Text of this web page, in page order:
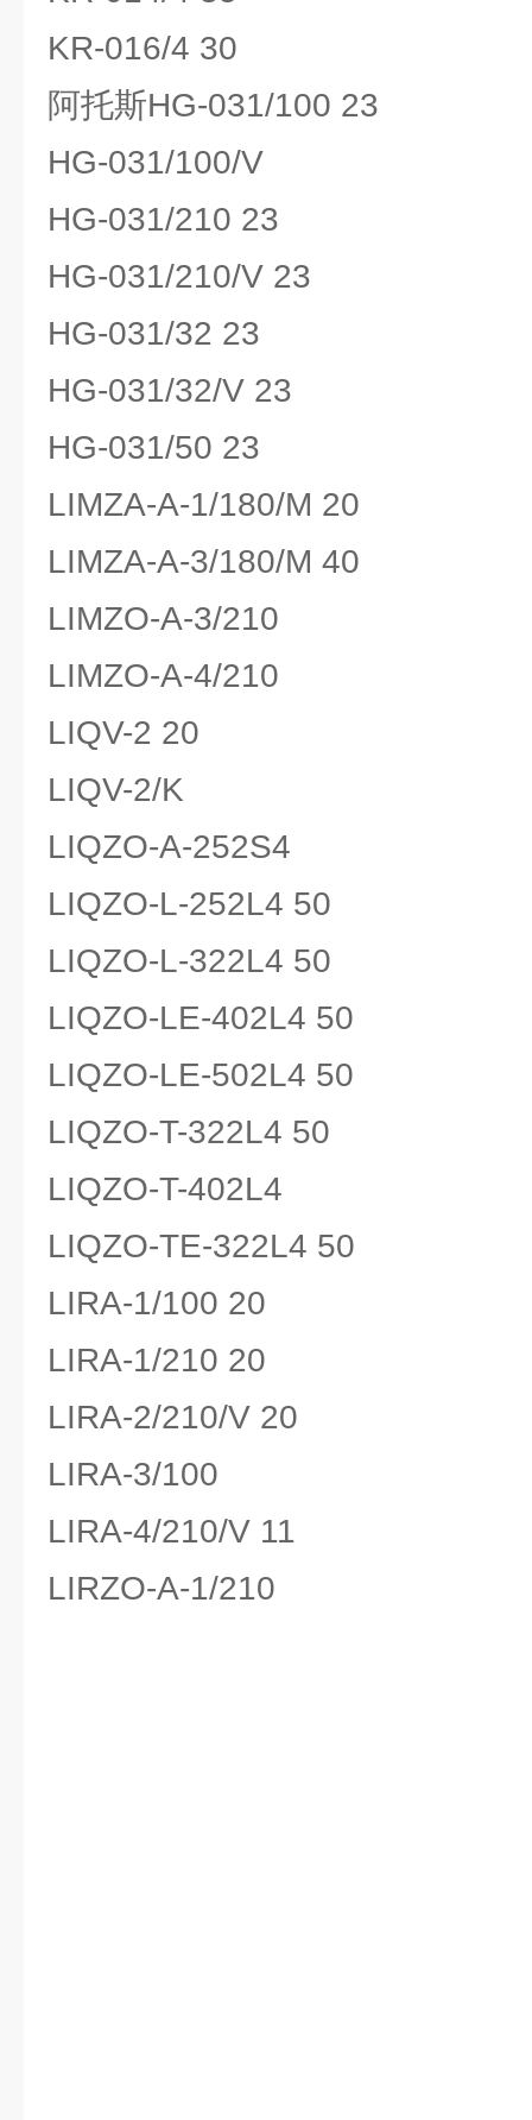
KR-016/4 30
阿托斯HG-031/100 23
HG-031/100/V
HG-031/210 23
HG-031/210/V 23
HG-031/32 23
HG-031/32/V 23
HG-031/50 23
LIMZA-A-1/180/M 20
LIMZA-A-3/180/M 40
LIMZO-A-3/210
LIMZO-A-4/210
LIQV-2 20
LIQV-2/K
LIQZO-A-252S4
LIQZO-L-252L4 50
LIQZO-L-322L4 50
LIQZO-LE-402L4 50
LIQZO-LE-502L4 50
LIQZO-T-322L4 50
LIQZO-T-402L4
LIQZO-TE-322L4 50
LIRA-1/100 20
LIRA-1/210 20
LIRA-2/210/V 20
LIRA-3/100
LIRA-4/210/V 11
LIRZO-A-1/210